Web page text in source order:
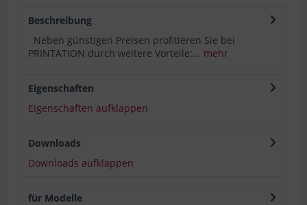
Beschreibung
Neben günstigen Preisen profitieren Sie bei
PRINTATION durch weitere Vorteile:... mehr
Eigenschaften
Eigenschaften aufklappen
Downloads
Downloads aufklappen
für Modelle